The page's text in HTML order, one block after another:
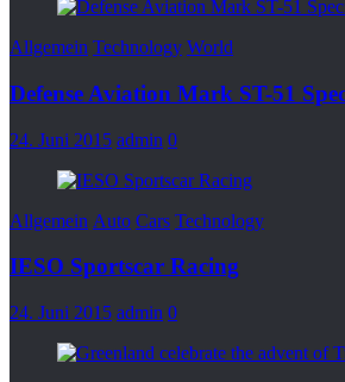
Allgemein Technology World
Defense Aviation Mark ST-51
24. Juni 2015 admin 0
Allgemein Auto Cars Technology
IESO Sportscar Racing
24. Juni 2015 admin 0